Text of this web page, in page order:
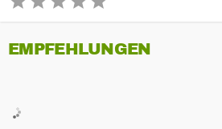
EMPFEHLUNGEN